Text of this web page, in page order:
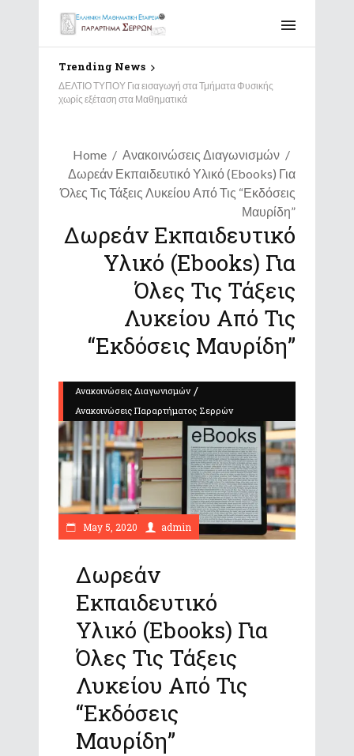
Trending News
ΔΕΛΤΙΟ ΤΥΠΟΥ Για εισαγωγή στα Τμήματα Φυσικής
χωρίς εξέταση στα Μαθηματικά
Home
Ανακοινώσεις Διαγωνισμών
Δωρεάν Εκπαιδευτικό Υλικό (ebooks) Για
Όλες Τις Τάξεις Λυκείου Από Τις “Εκδόσεις
Μαυρίδη”
Δωρεάν Εκπαιδευτικό
Υλικό (ebooks) Για
Όλες Τις Τάξεις
Λυκείου Από Τις
“Εκδόσεις Μαυρίδη”
Ανακοινώσεις Διαγωνισμών/
Ανακοινώσεις Παραρτήματος Σερρών
May 5, 2020 admin
Δωρεάν
Εκπαιδευτικό
Υλικό (ebooks) Για
Όλες Τις Τάξεις
Λυκείου Από Τις
“Εκδόσεις
Μαυρίδη”